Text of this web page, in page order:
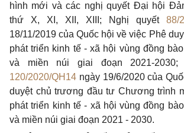
hình mới và các nghị quyết Đại hội
thứ X, XI, XII, XIII; Nghị quyết 88/
18/11/2019 của Quốc hội về việc Phê
phát triển kinh tế -xã hội vùng đồng
và miền núi giai đoạn 2021-
120/2020/QH14 ngày 19/6/2020 của
duyệt chủ trương đầu tư Chương trình
phát triển kinh tế - xã hội vùngđồng
và miền núi giai đoạn 2021 - 2030.